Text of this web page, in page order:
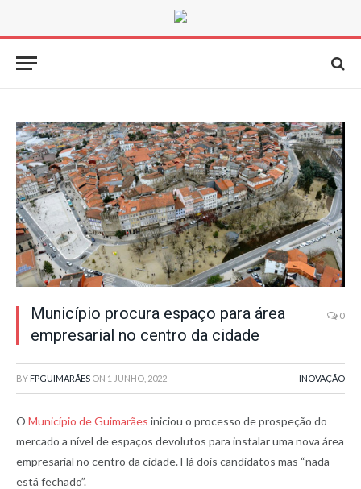
Município procura espaço para área
empresarial no centro da cidade
0
BY FPGUIMARÃES ON 1 JUNHO, 2022 INOVAÇÃO
O Município de Guimarães iniciou o processo de prospeção do
mercado a nível de espaços devolutos para instalar uma nova área
empresarial no centro da cidade. Há dois candidatos mas “nada
está fechado”.